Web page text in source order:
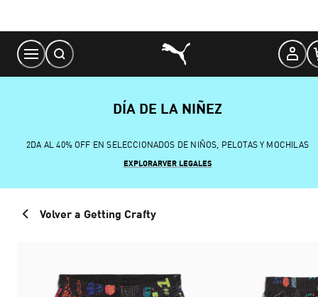
Content
DÍA DE LA NIÑEZ
2DA AL 40% OFF EN SELECCIONADOS DE NIÑOS, PELOTAS Y MOCHILAS
EXPLORARVER LEGALES
Volver a Getting Crafty